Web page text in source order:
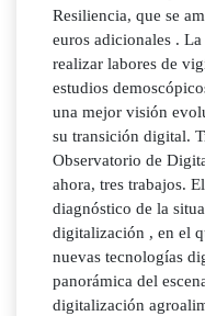
Resiliencia, que se
euros adicionales .
realizar labores de
estudios
una mejor visión
su transición digital.
Observatorio de
ahora, tres trabajos.
diagnóstico de la
digitalización , en el
nuevas tecnologías
panorámica del
digitalización